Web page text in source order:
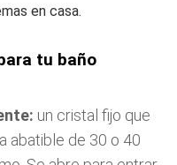
en casa.
tu baño
un cristal fijo que
abatible de 30 o 40